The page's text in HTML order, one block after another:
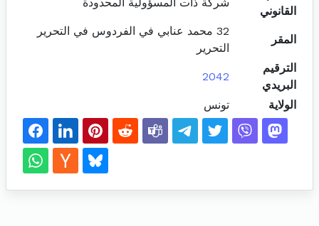
القانوني
المقر
32 محمد عنابي في الفردوس في التحرير
التحرير
الترقيم
البريدي
2042
الولاية تونس